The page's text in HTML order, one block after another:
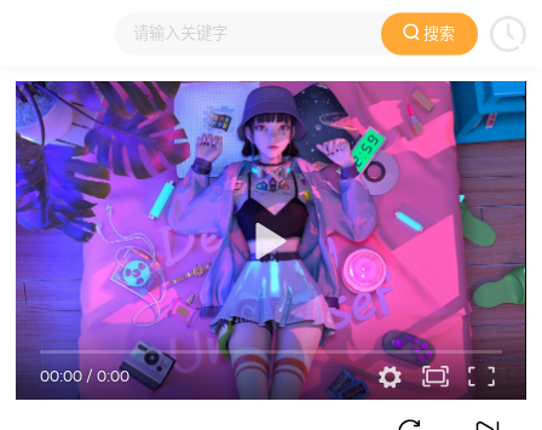
搜索
大家在看 日本动漫 国产动漫 欧美动漫 动漫电影
00:00/0:00